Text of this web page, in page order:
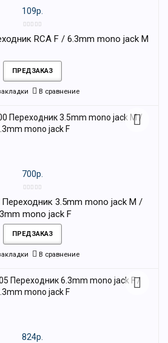
109р.
RCA F / 6.3mm mono jack M
ПРЕДЗАКАЗ
В сравнение
700р.
Переходник 3.5mm mono jack M /
mono jack F
ПРЕДЗАКАЗ
В сравнение
824р.